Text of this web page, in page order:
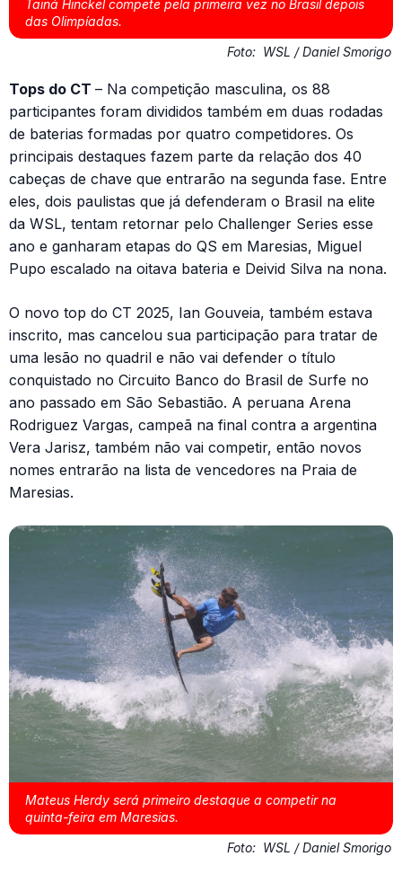
Tainá Hinckel compete pela primeira vez no Brasil depois
das Olimpíadas.
Foto: WSL / Daniel Smorigo
Tops do CT – Na competição masculina, os 88
participantes foram divididos também em duas rodadas
de baterias formadas por quatro competidores. Os
principais destaques fazem parte da relação dos 40
cabeças de chave que entrarão na segunda fase. Entre
eles, dois paulistas que já defenderam o Brasil na elite
da WSL, tentam retornar pelo Challenger Series esse
ano e ganharam etapas do QS em Maresias, Miguel
Pupo escalado na oitava bateria e Deivid Silva na nona.
O novo top do CT 2025, Ian Gouveia, também estava
inscrito, mas cancelou sua participação para tratar de
uma lesão no quadril e não vai defender o título
conquistado no Circuito Banco do Brasil de Surfe no
ano passado em São Sebastião. A peruana Arena
Rodriguez Vargas, campeã na final contra a argentina
Vera Jarisz, também não vai competir, então novos
nomes entrarão na lista de vencedores na Praia de
Maresias.
Mateus Herdy será primeiro destaque a competir na
quinta-feira em Maresias.
Foto: WSL / Daniel Smorigo